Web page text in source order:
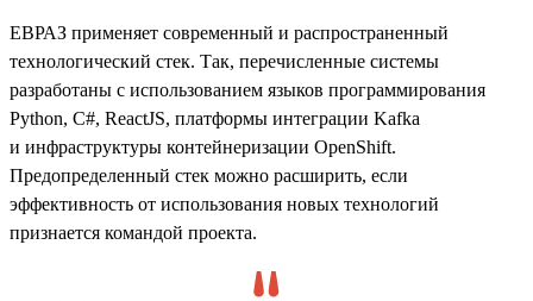
ЕВРАЗ применяет современный и распространенный
технологический стек. Так, перечисленные системы
разработаны с использованием языков программирования
Python, С#, ReactJS, платформы интеграции Kafka
и инфраструктуры контейнеризации OpenShift.
Предопределенный стек можно расширить, если
эффективность от использования новых технологий
признается командой проекта.